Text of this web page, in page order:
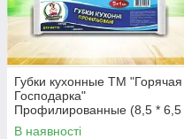
Губки кухонные ТМ "Горячая
Господарка"
Профилированные (8,5 * 6,5
* 4,5 см.) 5 + 1
В наявності